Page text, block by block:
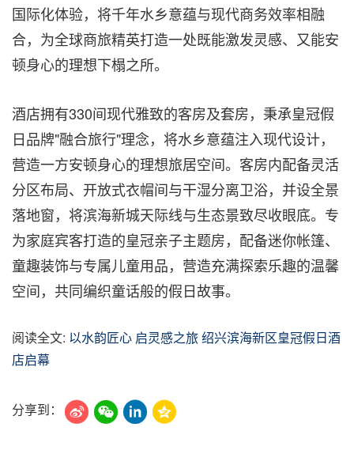
国际化体验，将千年水乡意蕴与现代商务效率相融
合，为全球商旅精英打造一处既能激发灵感、又能安
顿身心的理想下榻之所。
酒店拥有330间现代雅致的客房及套房，秉承皇冠假
日品牌"融合旅行"理念，将水乡意蕴注入现代设计，
营造一方安顿身心的理想旅居空间。客房内配备灵活
分区布局、开放式衣帽间与干湿分离卫浴，并设全景
落地窗，将滨海新城天际线与生态景致尽收眼底。专
为家庭宾客打造的皇冠亲子主题房，配备迷你帐篷、
童趣装饰与专属儿童用品，营造充满探索乐趣的温馨
空间，共同编织童话般的假日故事。
阅读全文: 以水韵匠心 启灵感之旅 绍兴滨海新区皇冠假日酒
店启幕
分享到：